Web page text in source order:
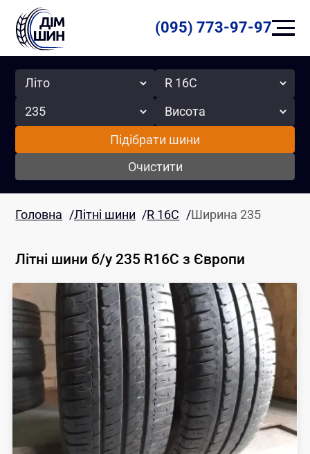
(095) 773-97-97
Сезон Радіус
Ширина Висота
Підібрати шини
Очистити
Головна /Літні шини /R 16C /Ширина 235
Літні шини б/у 235 R16C з Європи